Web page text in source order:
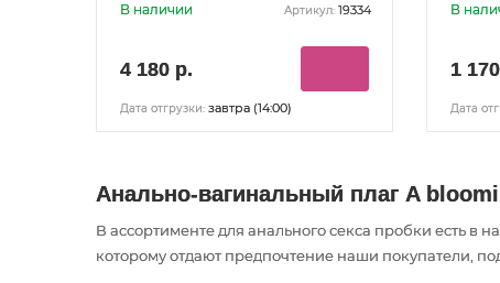
В наличии Артикул: 19334
4 180 р.
Дата отгрузки: завтра (14:00)
В
1
Дата
Анально-вагинальный плаг A
В ассортименте для анального секса пробки есть в
которому отдают предпочтение наши покупатели,